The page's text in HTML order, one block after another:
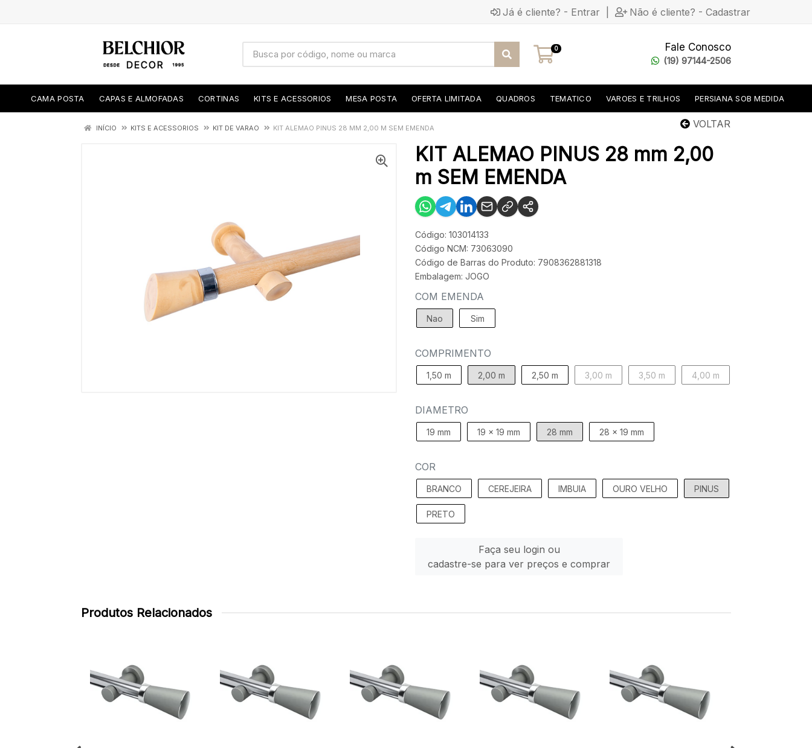
Já é cliente? - Entrar Não é cliente? - Cadastrar
0 Fale Conosco
(19) 97144-2506
CAMA POSTA CAPAS E ALMOFADAS CORTINAS KITS E ACESSORIOS MESA POSTA OFERTA LIMITADA QUADROS TEMATICO VAROES E TRILHOS PERSIANA SOB MEDIDA
VOLTAR
INÍCIO KITS E ACESSORIOS KIT DE VARAO KIT ALEMAO PINUS 28 MM 2,00 M SEM EMENDA
KIT ALEMAO PINUS 28 mm 2,00
m SEM EMENDA
Código: 103014133
Código NCM: 73063090
Código de Barras do Produto: 7908362881318
Embalagem: JOGO
COM EMENDA
Nao Sim
COMPRIMENTO
1,50 m 2,00 m 2,50 m 3,00 m 3,50 m 4,00 m
DIAMETRO
19 mm 19 x 19 mm 28 mm 28 x 19 mm
COR
BRANCO CEREJEIRA IMBUIA OURO VELHO PINUS
PRETO
Faça seu login ou
cadastre-se para ver preços e comprar
Produtos Relacionados